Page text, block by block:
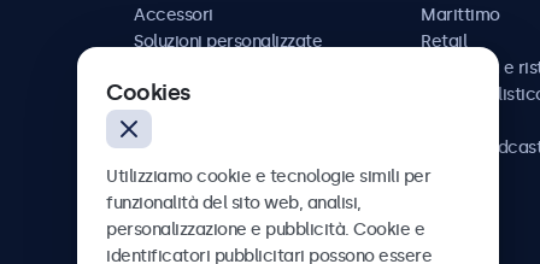
Accessori
Soluzioni personalizzate
Marittimo
Retail
Ospitalità e
AV e
Sanità
Cookies
Utilizziamo cookie e tecnologie simili per
funzionalità del sito web, analisi,
personalizzazione e pubblicità. Cookie e
identificatori pubblicitari possono essere